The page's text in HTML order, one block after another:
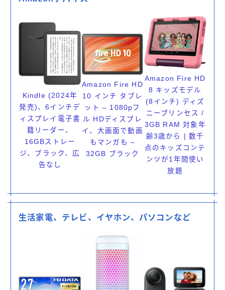
Kindle (2024年
発売)、6インチデ
ィスプレイ電子書
籍リーダー、
16GBストレー
ジ、ブラック、広
告なし
Amazon Fire HD
10 インチ タブレ
ット – 1080pフ
ル HDディスプレ
イ、大画面で動画
もマンガも –
32GB ブラック
Amazon Fire HD
8 キッズモデル
(8インチ) ディズ
ニープリンセス /
3GB RAM 対象年
齢3歳から | 数千
点のキッズコンテ
ンツが1年間使い
放題
生活家電、テレビ、イヤホン、パソコンなど